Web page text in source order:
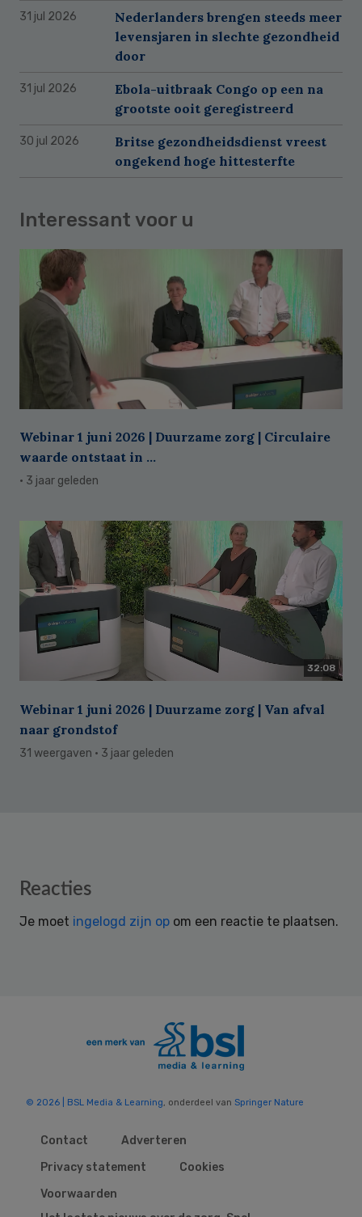
31 jul 2026
Nederlanders brengen steeds meer
levensjaren in slechte gezondheid
door
31 jul 2026
Ebola-uitbraak Congo op een na
grootste ooit geregistreerd
30 jul 2026
Britse gezondheidsdienst vreest
ongekend hoge hittesterfte
Interessant voor u
Webinar 1 juni 2026 | Duurzame zorg | Circulaire
waarde ontstaat in ...
· 3 jaar geleden
32:08
Webinar 1 juni 2026 | Duurzame zorg | Van afval
naar grondstof
31 weergaven · 3 jaar geleden
Reader
Reacties
Je moet ingelogd zijn op om een reactie te plaatsen.
© 2026 | BSL Media & Learning, onderdeel van Springer Nature
Contact
Adverteren
Privacy statement
Cookies
Voorwaarden